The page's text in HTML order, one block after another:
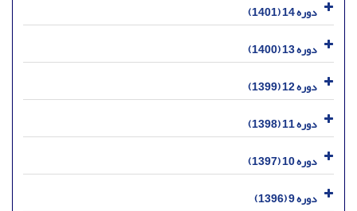
دوره 14 (1401)
دوره 13 (1400)
دوره 12 (1399)
دوره 11 (1398)
دوره 10 (1397)
دوره 9 (1396)